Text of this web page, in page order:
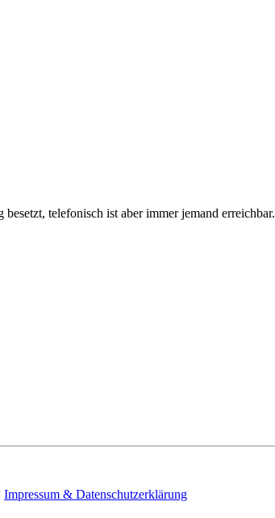
telefonisch ist aber immer jemand erreichbar.
Impressum & Datenschutzerklärung